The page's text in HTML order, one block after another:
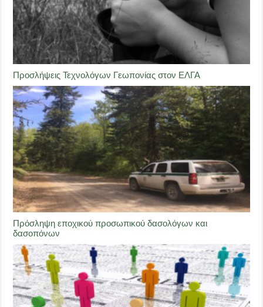
Προσλήψεις Τεχνολόγων Γεωπονίας στον ΕΛΓΑ
Πρόσληψη εποχικού προσωπικού δασολόγων και
δασοπόνων